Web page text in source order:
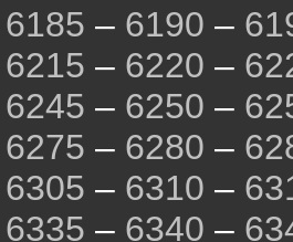
6185 – 6190 –
6215 – 6220 –
6245 – 6250 –
6275 – 6280 –
6305 – 6310 –
6335 – 6340 –